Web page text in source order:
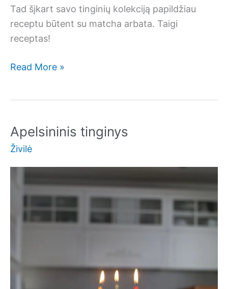
Tad šįkart savo tinginių kolekciją papildžiau
receptu būtent su matcha arbata. Taigi
receptas!
Tinginys
Read More »
Apelsininis tinginys
Živilė